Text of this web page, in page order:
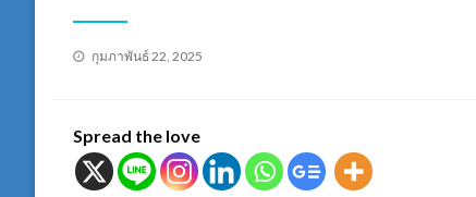
Posted
กุมภาพันธ์ 22, 2025
Spread the love